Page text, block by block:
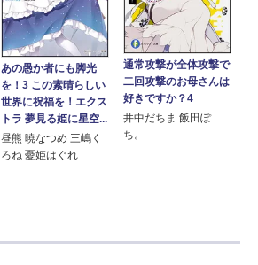
あの愚か者にも脚光
を！3 この素晴らしい
世界に祝福を！エクス
トラ 夢見る姫に星空...
昼熊 暁なつめ 三嶋く
ろね 憂姫はぐれ
通常攻撃が全体攻撃で
二回攻撃のお母さんは
好きですか？4
井中だちま 飯田ぽ
ち。